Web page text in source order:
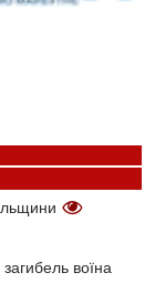
воїна